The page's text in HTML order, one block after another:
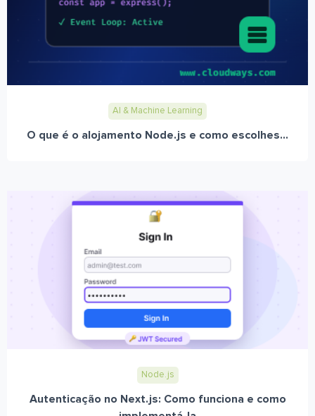
AI & Machine Learning
O que é o alojamento Node.js e como escolhes...
Node.js
Autenticação no Next.js: Como funciona e como